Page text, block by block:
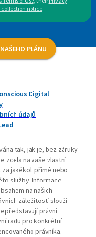
notice.
PLÁNU
Digital
údajů
tak, jak je, bez záruky
zcela na vaše vlastní
jakékoli přímé nebo
služby. Informace
na našich
záležitostí slouží
právní
radu pro konkrétní
právníka.